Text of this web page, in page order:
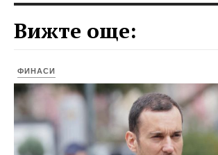
Вижте още:
ФИНАСИ